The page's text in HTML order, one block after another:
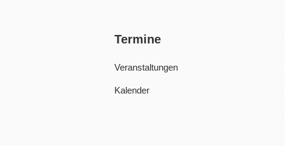
Termine
Veranstaltungen
Kalender